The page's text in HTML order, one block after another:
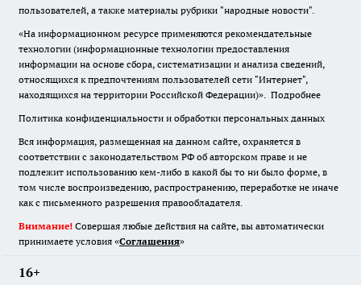
пользователей, а также материалы рубрики "народные новости".
«На информационном ресурсе применяются рекомендательные
технологии (информационные технологии предоставления
информации на основе сбора, систематизации и анализа сведений,
относящихся к предпочтениям пользователей сети "Интернет",
находящихся на территории Российской Федерации)». Подробнее
Политика конфиденциальности и обработки персональных данных
Вся информация, размещенная на данном сайте, охраняется в
соответствии с законодательством РФ об авторском праве и не
подлежит использованию кем-либо в какой бы то ни было форме, в
том числе воспроизведению, распространению, переработке не иначе
как с письменного разрешения правообладателя.
Внимание! Совершая любые действия на сайте, вы автоматически
принимаете условия «Cоглашения»
16+